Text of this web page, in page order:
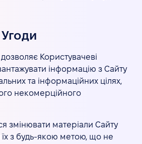
дозволяє Користувачеві
інформацію з Сайту
та інформаційних цілях,
некомерційного
змінювати матеріали Сайту
з будь-якою метою, що не